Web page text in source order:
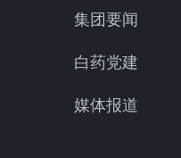
集团要闻
白药党建
媒体报道